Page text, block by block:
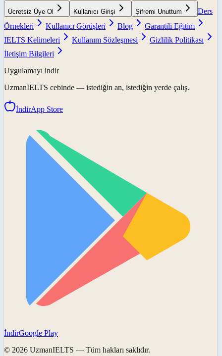
Ücretsiz Üye Ol Kullanıcı Girişi Şifremi Unuttum
Ders
Örnekleri
Kullanıcı Görüşleri Blog
Garantili Eğitim
IELTS Kelimeleri
Kullanım Sözleşmesi
Gizlilik Politikası
İletişim Bilgileri
Uygulamayı indir
UzmanIELTS cebinde — istediğin an, istediğin yerde çalış.
İndirApp Store
İndirGoogle Play
© 2026 UzmanIELTS — Tüm hakları saklıdır.